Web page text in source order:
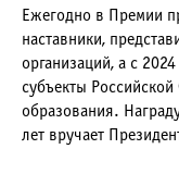
Ежегодно в Премии
наставники,
организаций, а с
субъекты
образования.
лет вручает